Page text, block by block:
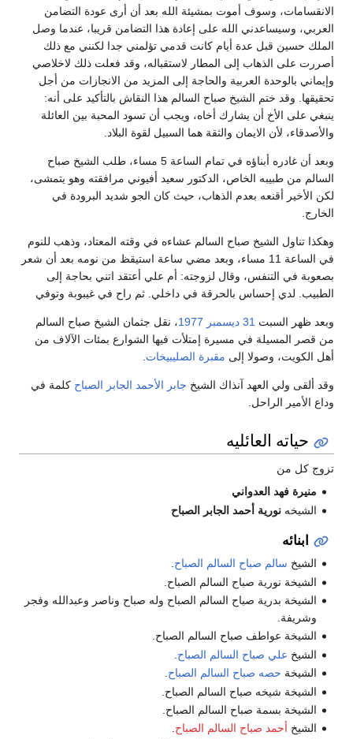
الانقسامات، وسوف أموت بمشيئة الله بعد أن أرى عودة التضامن
العربي، وسيساعدني الله على إعادة هذا التضامن قريبا، عندما وصل
الملك حسين قبل عدة أيام كانت قدمي تؤلمني جدا لكنني مع ذلك
أصررت على الذهاب إلى المطار لاستقباله، وقد فعلت ذلك لاخلاصي
وإيماني بالوحدة العربية والحاجة إلى المزيد من الانجازات من أجل
تحقيقها. وقد ختم الشيخ صباح السالم هذا النقاش بالتأكيد على أنه:
ينبغي على الأخ أن يشارك أخاه، ويجب أن تسود المحبة بين العائلة
والأصدقاء، لأن الايمان والثقة هما السبيل لقوة البلاد.
وبعد أن غادره أبناؤه في تمام الساعة 5 مساء، طلب الشيخ صباح
السالم من طبيبه الخاص، الدكتور سعيد أفيوني مرافقته وهو يتمشى،
لكن الأخير أقنعه بعدم الذهاب، حيث كان الجو شديد البرودة في
الخارج.
وهكذا تناول الشيخ صباح السالم عشاءه في وقته المعتاد، وذهب للنوم
في الساعة 11 مساء، وبعد مضي ساعة استيقظ من نومه بعد أن شعر
بصعوبة في التنفس، وقال لزوجته: أم علي أعتقد اتني بحاجة إلى
الطبيب. لدي إحساس بالحرقة في داخلي. ثم راح في غيبوبة وتوفي
وبعد ظهر السبت 31 ديسمبر 1977، نقل جثمان الشيخ صباح السالم
من قصر المسيلة في مسيرة إمتلأت فيها الشوارع بمئات الآلاف من
أهل الكويت، وصولا إلى مقبرة الصليبيخات
وقد ألقى ولي العهد آنذاك الشيخ جابر الأحمد الجابر الصباح كلمة في
وداع الأمير الراحل.
حياته العائليه
تزوج كل من
منيرة فهد العدواني
الشيخهنورية أحمد الجابر الصباح
ابنائه
الشيخ سالم صباح السالم الصباح.
الشيخة نورية صباح السالم الصباح.
الشيخة بدرية صباح السالم الصباح وله صباح وناصر وعبدالله وفجر
وشريفة.
الشيخة عواطف صباح السالم الصباح.
الشيخ علي صباح السالم الصباح
الشيخة حصه صباح السالم الصباح
الشيخة شيخه صباح السالم الصباح.
الشيخة بسمة صباح السالم الصباح.
الشيخ أحمد صباح السالم الصباح.